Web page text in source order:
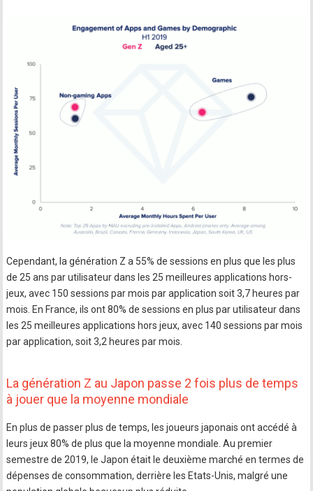
Cependant, la génération Z a 55% de sessions en plus que les plus
de 25 ans par utilisateur dans les 25 meilleures applications hors-
jeux, avec 150 sessions par mois par application soit 3,7 heures par
mois. En France, ils ont 80% de sessions en plus par utilisateur dans
les 25 meilleures applications hors jeux, avec 140 sessions par mois
par application, soit 3,2 heures par mois.
La génération Z au Japon passe 2 fois plus de temps
à jouer que la moyenne mondiale
En plus de passer plus de temps, les joueurs japonais ont accédé à
leurs jeux 80% de plus que la moyenne mondiale. Au premier
semestre de 2019, le Japon était le deuxième marché en termes de
dépenses de consommation, derrière les Etats-Unis, malgré une